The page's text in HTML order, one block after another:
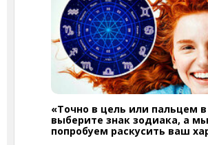
«Точно в цель или пальцем в
выберите знак зодиака, а мы
попробуем раскусить ваш